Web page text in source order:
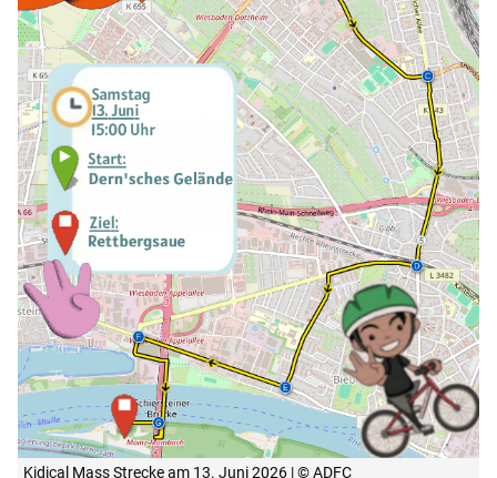
Kidical Mass Strecke am 13. Juni 2026 | © ADFC